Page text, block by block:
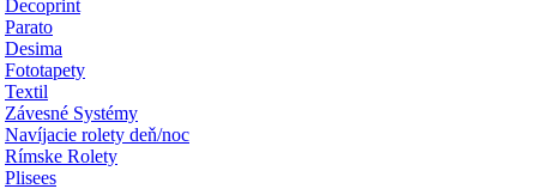
Decoprint
Parato
Desima
Fototapety
Textil
Závesné Systémy
Navíjacie rolety deň/noc
Rímske Rolety
Plisees